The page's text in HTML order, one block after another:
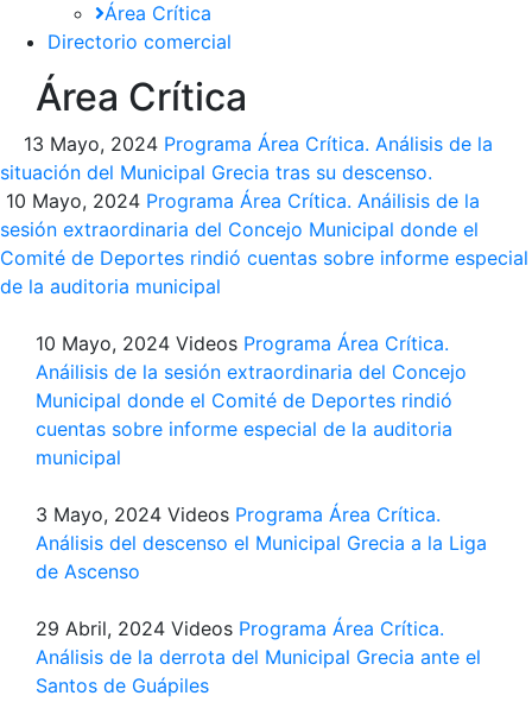
Área Crítica
Directorio comercial
Área Crítica
13 Mayo, 2024 Programa Área Crítica. Análisis de la
situación del Municipal Grecia tras su descenso.
10 Mayo, 2024 Programa Área Crítica. Anáilisis de la
sesión extraordinaria del Concejo Municipal donde el
Comité de Deportes rindió cuentas sobre informe especial
de la auditoria municipal
10 Mayo, 2024 Videos Programa Área Crítica.
Anáilisis de la sesión extraordinaria del Concejo
Municipal donde el Comité de Deportes rindió
cuentas sobre informe especial de la auditoria
municipal
3 Mayo, 2024 Videos Programa Área Crítica.
Análisis del descenso el Municipal Grecia a la Liga
de Ascenso
29 Abril, 2024 Videos Programa Área Crítica.
Análisis de la derrota del Municipal Grecia ante el
Santos de Guápiles